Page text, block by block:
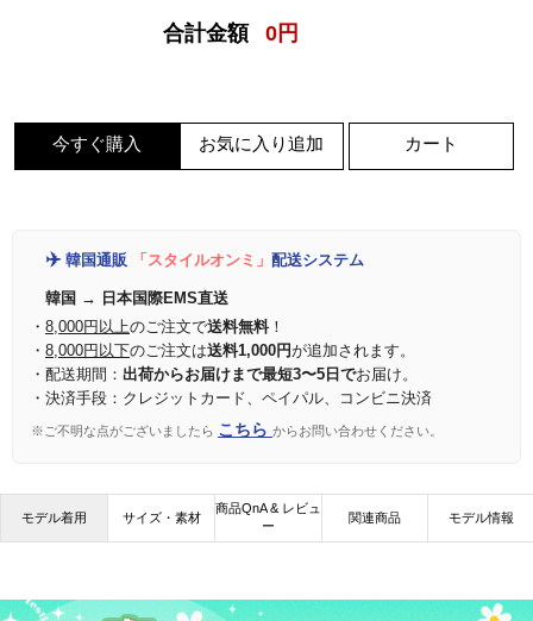
合計金額 0 円
今すぐ購入 お気に入り追加 カート
✈️ 韓国通販 「スタイルオンミ」 配送システム
韓国 → 日本国際EMS直送
・ 8,000円以上のご注文で送料無料！
・ 8,000円以下のご注文は送料1,000円が追加されます。
・配送期間： 出荷からお届けまで最短3〜5日でお届け。
・決済手段：クレジットカード、ペイパル、コンビニ決済
※ご不明な点がございましたら こちら からお問い合わせください。
モデル着用 サイズ・素材
商品QnA & レビュ
ー
関連商品 モデル情報